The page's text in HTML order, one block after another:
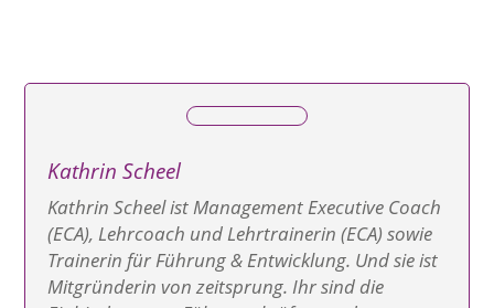
Kathrin Scheel
Kathrin Scheel ist Management Executive Coach
(ECA), Lehrcoach und Lehrtrainerin (ECA) sowie
Trainerin für Führung & Entwicklung. Und sie ist
Mitgründerin von zeitsprung. Ihr sind die